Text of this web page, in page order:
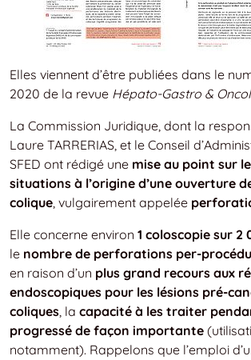
Elles viennent d’être publiées dans le
2020 de la revue Hépato-Gastro &
La Commission Juridique, dont la
Laure TARRERIAS, et le Conseil
SFED ont rédigé une mise au point sur
situations à l’origine d’une ouverture
colique , vulgairement appelée
Elle concerne environ 1 coloscopie sur 2
le nombre de perforations per-
en raison d’un plus grand recours aux
endoscopiques pour les lésions pré-
coliques , la capacité à les traiter
progressé de façon importante
notamment). Rappelons que l’emploi